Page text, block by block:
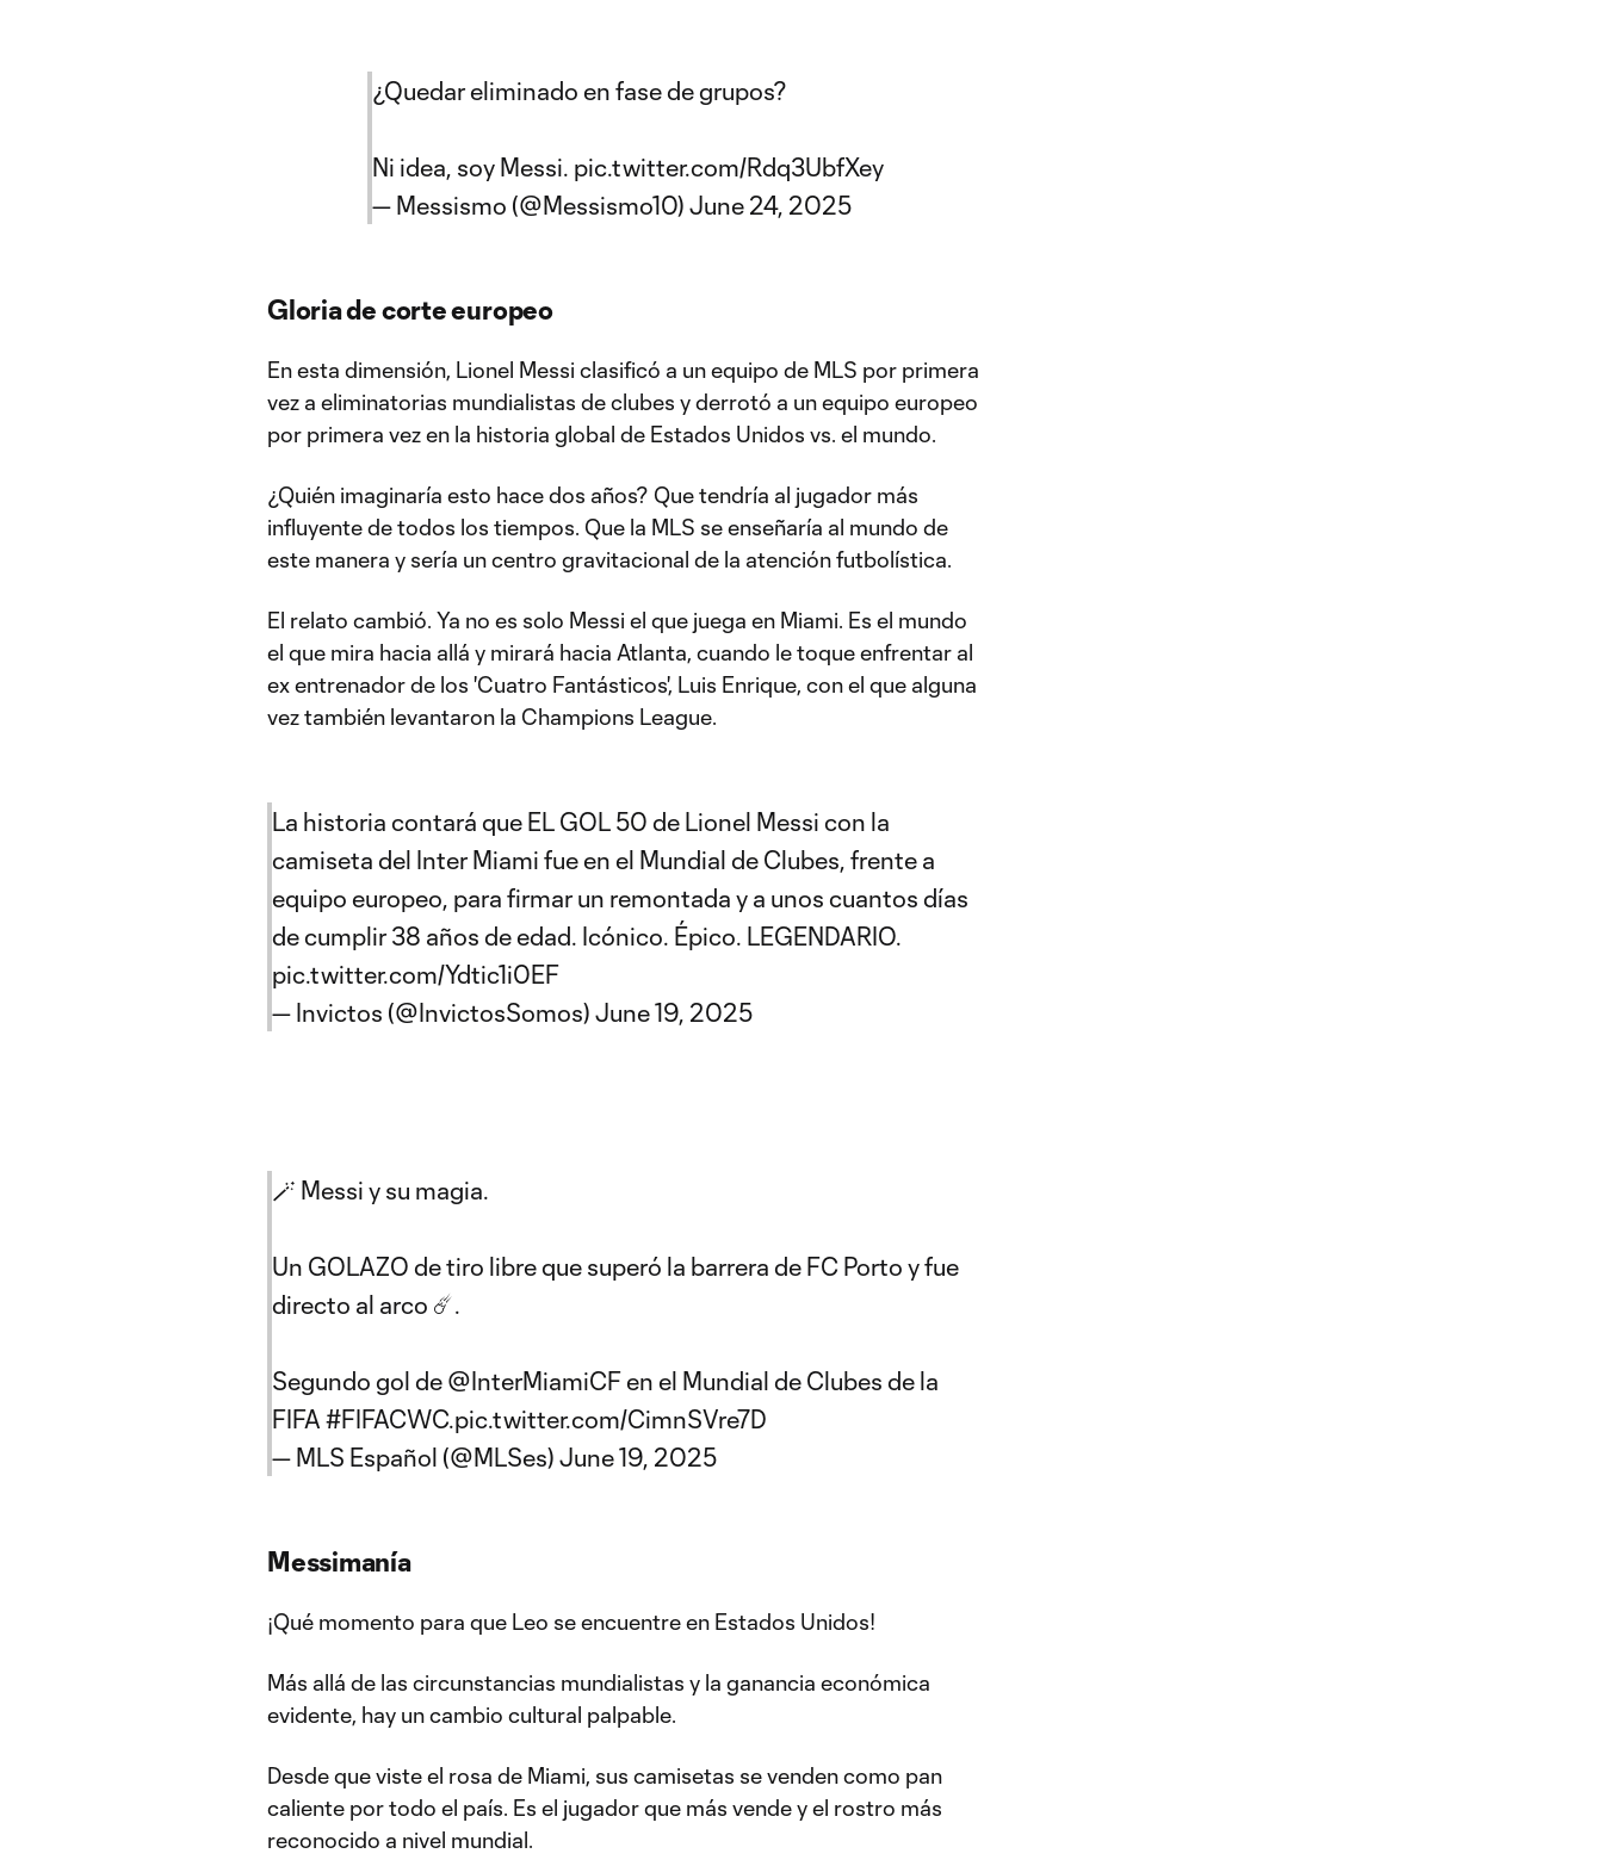
¿Quedar eliminado en fase de grupos?
Ni idea, soy Messi. pic.twitter.com/Rdq3UbfXey
— Messismo (@Messismo10) June 24, 2025
Gloria de corte europeo
En esta dimensión, Lionel Messi clasificó a un equipo de MLS por primera
vez a eliminatorias mundialistas de clubes y derrotó a un equipo europeo
por primera vez en la historia global de Estados Unidos vs. el mundo.
¿Quién imaginaría esto hace dos años? Que tendría al jugador más
influyente de todos los tiempos. Que la MLS se enseñaría al mundo de
este manera y sería un centro gravitacional de la atención futbolística.
El relato cambió. Ya no es solo Messi el que juega en Miami. Es el mundo
el que mira hacia allá y mirará hacia Atlanta, cuando le toque enfrentar al
ex entrenador de los 'Cuatro Fantásticos', Luis Enrique, con el que alguna
vez también levantaron la Champions League.
La historia contará que EL GOL 50 de Lionel Messi con la
camiseta del Inter Miami fue en el Mundial de Clubes, frente a
equipo europeo, para firmar un remontada y a unos cuantos días
de cumplir 38 años de edad. Icónico. Épico. LEGENDARIO.
pic.twitter.com/Ydtic1i0EF
— Invictos (@InvictosSomos) June 19, 2025
🪄 Messi y su magia.
Un GOLAZO de tiro libre que superó la barrera de FC Porto y fue
directo al arco ☄️.
Segundo gol de @InterMiamiCF en el Mundial de Clubes de la
FIFA #FIFACWC.pic.twitter.com/CimnSVre7D
— MLS Español (@MLSes) June 19, 2025
Messimanía
¡Qué momento para que Leo se encuentre en Estados Unidos!
Más allá de las circunstancias mundialistas y la ganancia económica
evidente, hay un cambio cultural palpable.
Desde que viste el rosa de Miami, sus camisetas se venden como pan
caliente por todo el país. Es el jugador que más vende y el rostro más
reconocido a nivel mundial.